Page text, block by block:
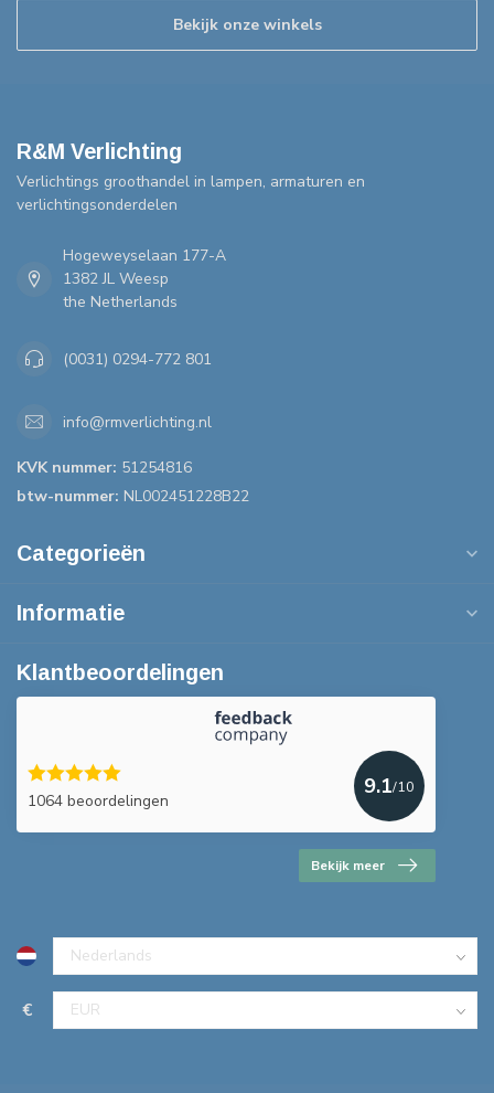
Bekijk onze winkels
R&M Verlichting
Verlichtings groothandel in lampen, armaturen en
verlichtingsonderdelen
Hogeweyselaan 177-A
1382 JL Weesp
the Netherlands
(0031) 0294-772 801
info@rmverlichting.nl
KVK nummer: 51254816
btw-nummer: NL002451228B22
Categorieën
Informatie
Klantbeoordelingen
1064 beoordelingen
9.1/10
Bekijk meer
€